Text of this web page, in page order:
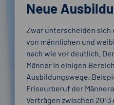
Neue
Zwar unterscheiden
von männlichen und
nach wie vor deutlich.
Männer in einigen
Ausbildungswege.
Friseurberuf der
Verträgen zwischen 2013